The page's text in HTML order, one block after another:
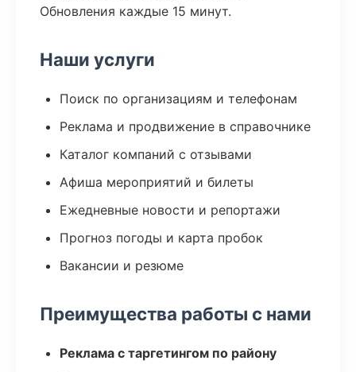
Обновления каждые 15 минут.
Наши услуги
Поиск по организациям и телефонам
Реклама и продвижение в справочнике
Каталог компаний с отзывами
Афиша мероприятий и билеты
Ежедневные новости и репортажи
Прогноз погоды и карта пробок
Вакансии и резюме
Преимущества работы с нами
Реклама с таргетингом по району